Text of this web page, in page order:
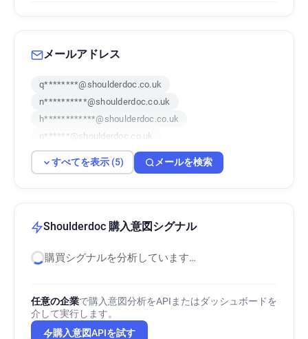
メールアドレス
q********@shoulderdoc.co.uk
n**********@shoulderdoc.co.uk
h************@shoulderdoc.co.uk
n******@shoulderdoc.co.uk
r***********@shoulderdoc.co.uk
すべてを表示 (5) メールを検索
Shoulderdoc 購入意図シグナル
購買シグナルを分析しています…
任意の企業で購入意図分析をAPIまたはダッシュボードを
介して実行します。
購入意図APIを試す